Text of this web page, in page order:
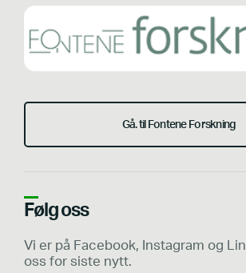
Gå. til Fontene Forskning
Følg oss
Vi er på Facebook, Instagram og
oss for siste nytt.